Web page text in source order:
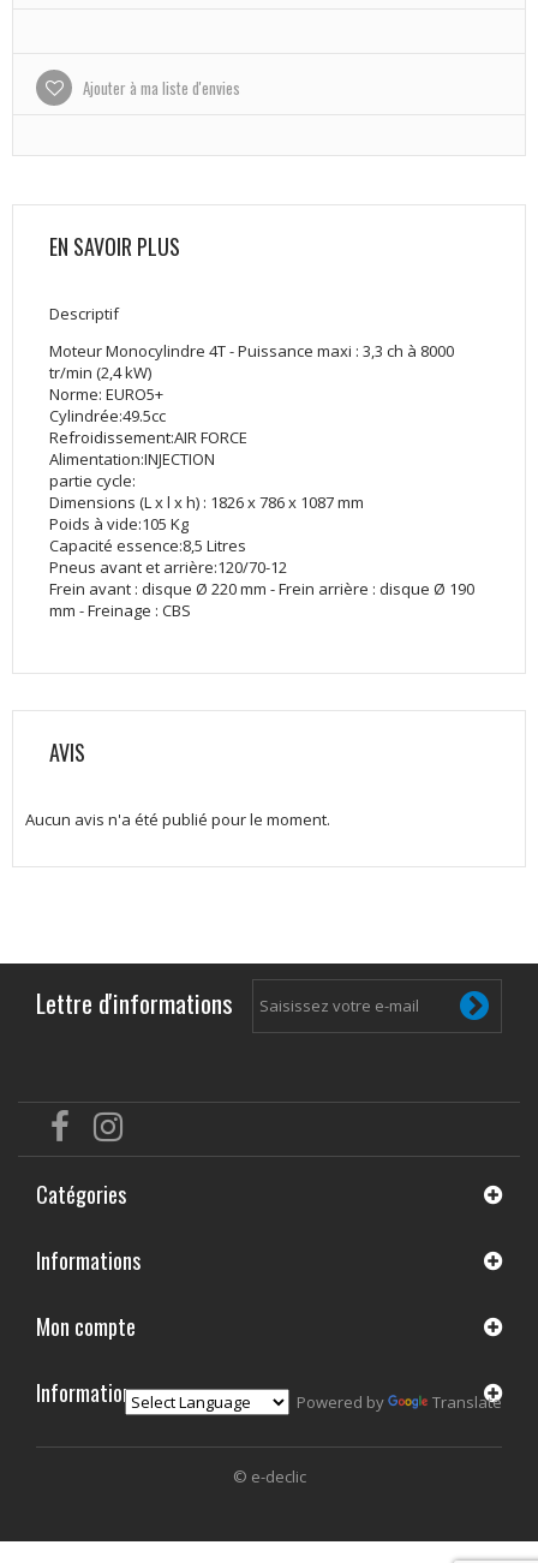
Ajouter à ma liste d'envies
EN SAVOIR PLUS
Descriptif
MoteurMonocylindre 4T - Puissance maxi : 3,3 ch à 8000
tr/min (2,4 kW)
Norme: EURO5+
Cylindrée:49.5cc
Refroidissement:AIR FORCE
Alimentation:INJECTION
partie cycle:
Dimensions (L x l x h) : 1826 x 786 x 1087 mm
Poids à vide:105 Kg
Capacité essence:8,5 Litres
Pneus avant et arrière:120/70-12
Frein avant : disque Ø 220 mm - Frein arrière : disque Ø 190
mm - Freinage : CBS
AVIS
Aucun avis n'a été publié pour le moment.
Lettre d'informations
Catégories
Informations
© e-declic
Mon compte
Informations Powered by Translate